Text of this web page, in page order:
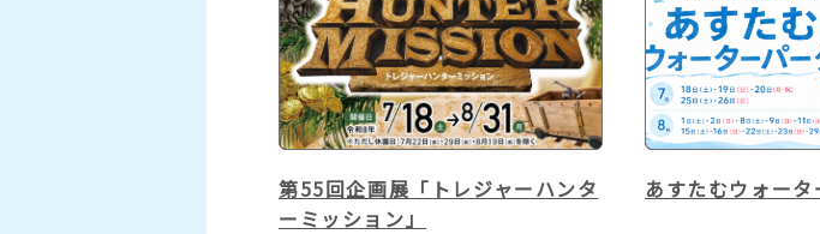
第55回企画展「トレジャーハンタ
ーミッション」
あすたむウォータ